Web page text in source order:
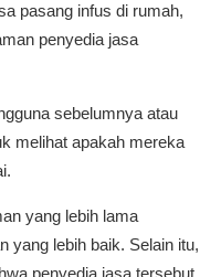
pasang infus di rumah,
penyedia jasa
sebelumnya atau
melihat apakah mereka
yang lebih lama
yang lebih baik. Selain itu,
penyedia jasa tersebut